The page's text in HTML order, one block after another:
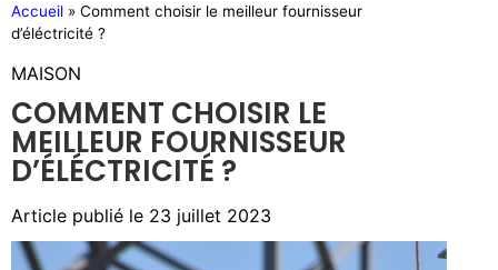
Accueil » Comment choisir le meilleur fournisseur
d’éléctricité ?
MAISON
COMMENT CHOISIR LE
MEILLEUR FOURNISSEUR
D’ÉLÉCTRICITÉ ?
Article publié le 23 juillet 2023